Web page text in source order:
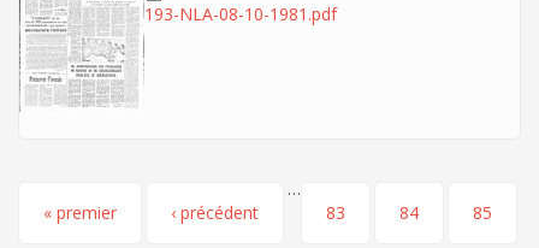
193-NLA-08-10-1981.pdf
Pages
« premier ‹ précédent
…
83
84 85